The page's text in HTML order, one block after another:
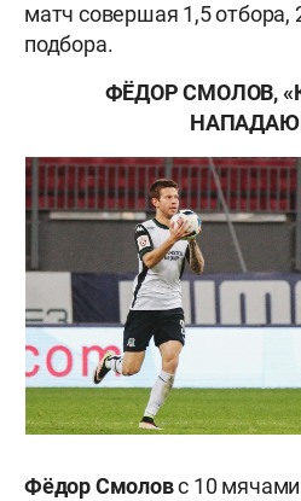
матч совершая 1,5 отбора,
подбора.
ФЁДОР СМОЛОВ,
Фёдор Смоловс 10